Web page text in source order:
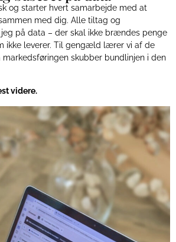
og starter hvert samarbejde med at
med dig. Alle tiltag og
på data – der skal ikke brændes penge
ikke leverer. Til gengæld lærer vi af de
markedsføringen skubber bundlinjen i den
videre.